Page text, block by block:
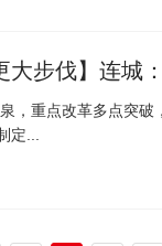
大步伐】连城
，重点改革多点突
定...